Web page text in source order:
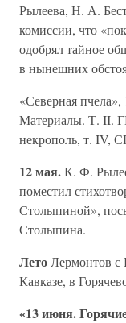
Рылеева, Н. А.
комиссии, что
одобрял тайное
в нынешних
«Северная
Материалы. Т. II.
некрополь, т. IV,
12 мая.К. Ф.
поместил
Столыпиной»,
Столыпина.
ЛетоЛермонтов с
Кавказе, в
«13 июня.